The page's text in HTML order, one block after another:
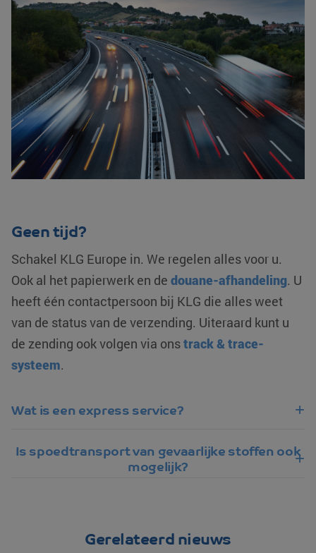
Geen tijd?
Schakel KLG Europe in. We regelen alles voor u.
Ook al het papierwerk en de douane-afhandeling. U
heeft één contactpersoon bij KLG die alles weet
van de status van de verzending. Uiteraard kunt u
de zending ook volgen via onstrack & trace-
systeem.
Wat is een express service?
Is spoedtransport van gevaarlijke stoffen ook
mogelijk?
Gerelateerd nieuws